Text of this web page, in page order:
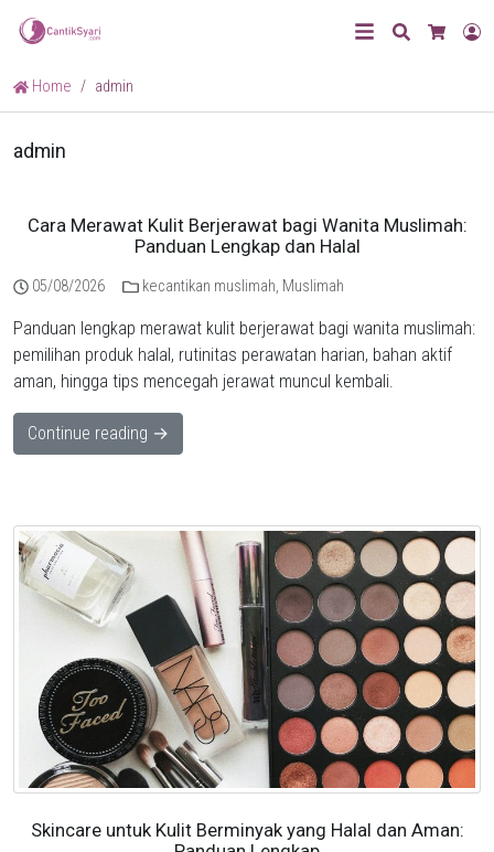
Search
Home admin
admin
Cara Merawat Kulit Berjerawat bagi Wanita Muslimah:
Panduan Lengkap dan Halal
05/08/2026 kecantikan muslimah, Muslimah
Panduan lengkap merawat kulit berjerawat bagi wanita muslimah:
pemilihan produk halal, rutinitas perawatan harian, bahan aktif
aman, hingga tips mencegah jerawat muncul kembali.
Continue reading →
Skincare untuk Kulit Berminyak yang Halal dan Aman: